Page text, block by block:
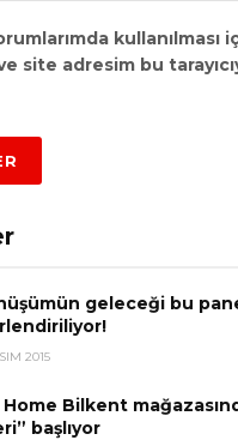
kullanılması
site adresim bu
geleceği bu
2015
Bilkent
başlıyor